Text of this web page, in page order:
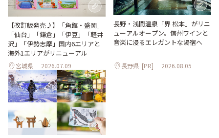
【改訂版発売♪】「角館・盛岡」
「仙台」「鎌倉」「伊豆」「軽井
沢」「伊勢志摩」国内6エリアと
海外1エリアがリニューアル
宮城県 2026.07.09
長野・浅間温泉「界 松本」がリニ
ューアルオープン。信州ワインと
音楽に浸るエレガントな湯宿へ
長野県 [PR] 2026.08.05